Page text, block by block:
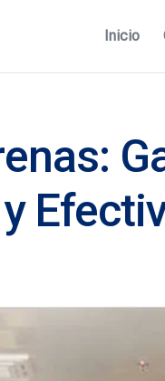
Inicio